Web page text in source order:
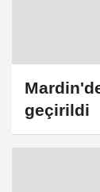
geçirildi